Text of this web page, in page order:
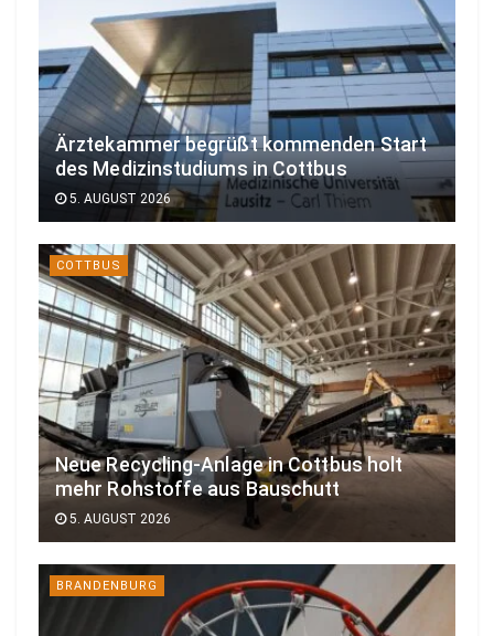
Ärztekammer begrüßt kommenden Start
des Medizinstudiums in Cottbus
5. AUGUST 2026
COTTBUS
Neue Recycling-Anlage in Cottbus holt
mehr Rohstoffe aus Bauschutt
5. AUGUST 2026
BRANDENBURG